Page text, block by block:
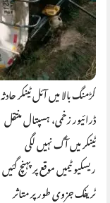
کڑمنگ بالا میں آئل ٹینکر حادثہ
ڈرائیور زخمی، ہسپتال منتقل
ٹینکر میں آگ نہیں لگی
ریسکیو ٹیمیں موقع پر پہنچ گئیں
ٹریفک جزوی طور پر متاثر